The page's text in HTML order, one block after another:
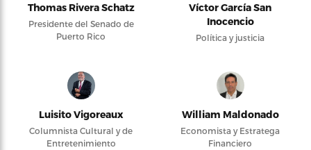
Thomas Rivera Schatz
Presidente del Senado de
Puerto Rico
Víctor García San
Inocencio
Política y justicia
Luisito Vigoreaux
Columnista Cultural y de
Entretenimiento
William Maldonado
Economista y Estratega
Financiero